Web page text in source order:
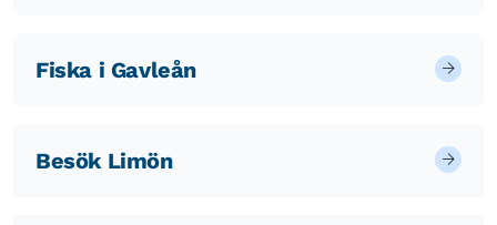
Fiska i Gavleån
Besök Limön